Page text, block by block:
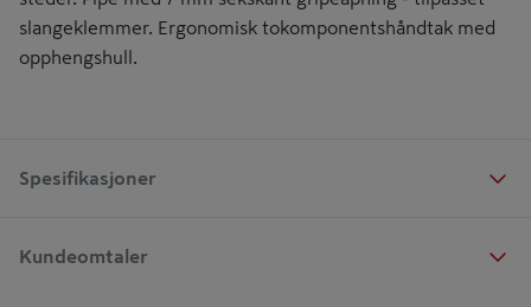
slangeklemmer. Ergonomisk tokomponentshåndtak med
opphengshull.
Spesifikasjoner
Kundeomtaler